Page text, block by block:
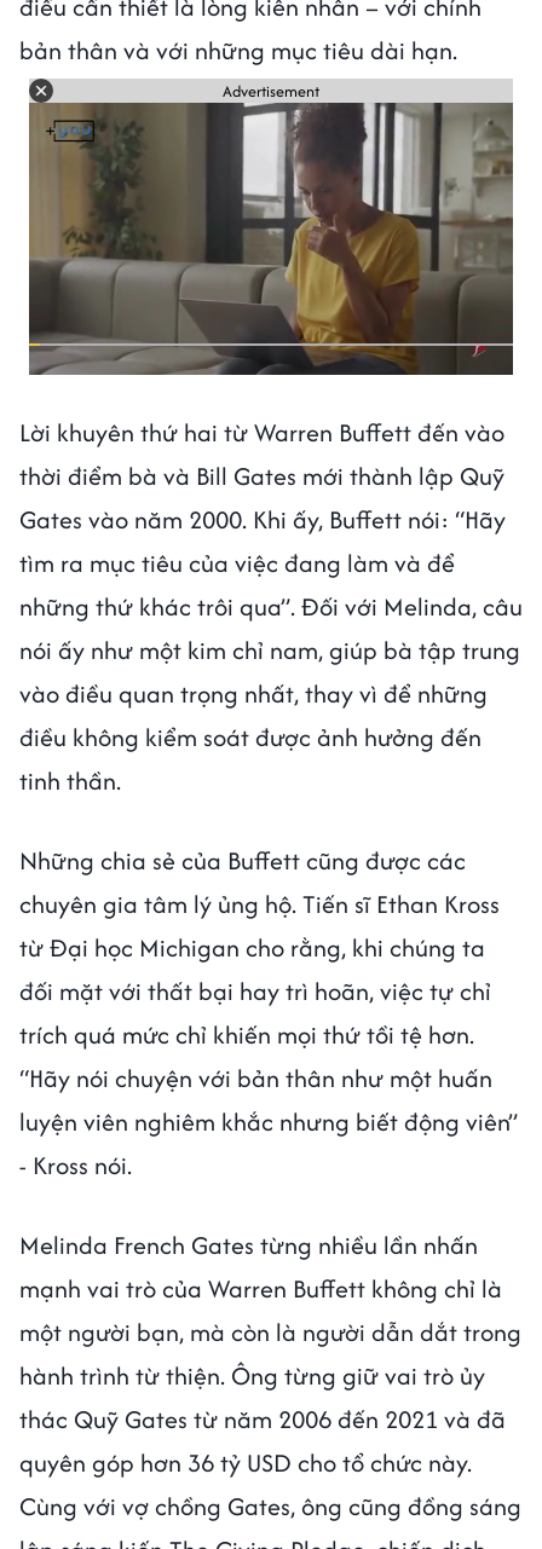
bản thân và với những mục tiêu dài hạn.
Advertisement
Lời khuyên thứ hai từ Warren Buffett đến vào
thời điểm bà và Bill Gates mới thành lập Quỹ
Gates vào năm 2000. Khi ấy, Buffett nói: “Hãy
tìm ra mục tiêu của việc đang làm và để
những thứ khác trôi qua”. Đối với Melinda, câu
nói ấy như một kim chỉ nam, giúp bà tập trung
vào điều quan trọng nhất, thay vì để những
điều không kiểm soát được ảnh hưởng đến
tinh thần.
Những chia sẻ của Buffett cũng được các
chuyên gia tâm lý ủng hộ. Tiến sĩ Ethan Kross
từ Đại học Michigan cho rằng, khi chúng ta
đối mặt với thất bại hay trì hoãn, việc tự chỉ
trích quá mức chỉ khiến mọi thứ tồi tệ hơn.
“Hãy nói chuyện với bản thân như một huấn
luyện viên nghiêm khắc nhưng biết động viên”
- Kross nói.
Melinda French Gates từng nhiều lần nhấn
mạnh vai trò của Warren Buffett không chỉ là
một người bạn, mà còn là người dẫn dắt trong
hành trình từ thiện. Ông từng giữ vai trò ủy
thác Quỹ Gates từ năm 2006 đến 2021 và đã
quyên góp hơn 36 tỷ USD cho tổ chức này.
Cùng với vợ chồng Gates, ông cũng đồng sáng